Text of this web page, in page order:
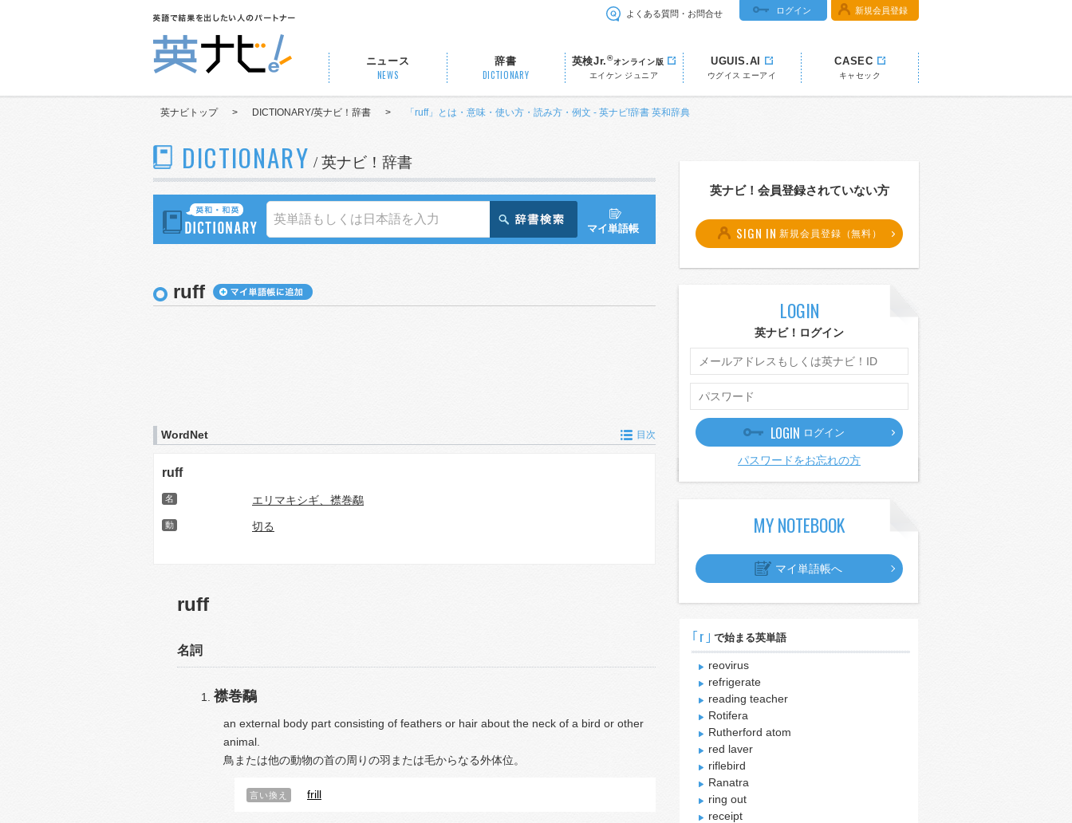
よくある質問・お問合せ ログイン 新規会員登録
ニュース
NEWS
辞書
DICTIONARY
英検Jr.®オンライン版
エイケン ジュニア
UGUIS.AI
ウグイス エーアイ
CASEC
キャセック
英ナビトップ > DICTIONARY/英ナビ！辞書 > 「ruff」とは・意味・使い方・読み方・例文 - 英ナビ!辞書 英和辞典
DICTIONARY / 英ナビ！辞書
マイ単語帳
ruff
WordNet 目次
ruff
名 エリマキシギ、襟巻鷸
動 切る
ruff
名詞
襟巻鷸
an external body part consisting of feathers or hair about the neck of a bird or other
animal.
鳥または他の動物の首の周りの羽または毛からなる外体位。
言い換え frill
英ナビ！会員登録されていない方
SIGN IN 新規会員登録（無料）
LOGIN
英ナビ！ログイン
LOGIN ログイン
パスワードをお忘れの方
MY NOTEBOOK
マイ単語帳へ
｢r｣ で始まる英単語
reovirus
refrigerate
reading teacher
Rotifera
Rutherford atom
red laver
riflebird
Ranatra
ring out
receipt